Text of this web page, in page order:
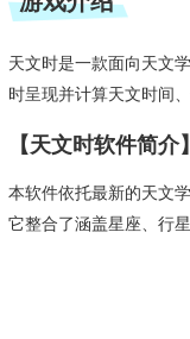
天文时是一款面向天文
时呈现并计算天文时间
【天文时软件简介】
本软件依托最新的天文
它整合了涵盖星座、行